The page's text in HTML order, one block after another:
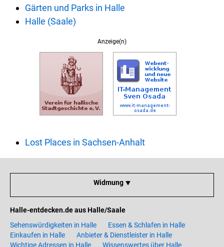
Gärten und Parks in Halle
Halle (Saale)
Anzeige(n)
Lost Places in Sachsen-Anhalt
Widmung ⯆
Halle-entdecken.de aus Halle/Saale
Sehenswürdigkeiten in Halle
Essen & Schlafen in Halle
Einkaufen in Halle
Anbieter & Dienstleister in Halle
Wichtige Adressen in Halle
Wissenswertes über Halle